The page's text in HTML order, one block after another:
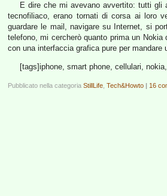
E dire che mi avevano avvertito: tutti gli
tecnofiliaco, erano tornati di corsa ai loro
guardare le mail, navigare su Internet, si
telefono, mi cercherò quanto prima un
con una interfaccia grafica pure per mandare
[tags]iphone, smart phone, cellulari,
Pubblicato nella categoria StillLife Tech&Howto | 16